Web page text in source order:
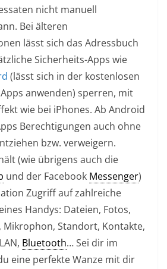
nicht manuell
Bei älteren
lässt sich das Adressbuch
Sicherheits-Apps wie
(lässt sich in der kostenlosen
anwenden) sperren, mit
wie bei iPhones. Ab Android
Berechtigungen auch ohne
bzw. verweigern.
(wie übrigens auch die
und der Facebook Messenger)
Zugriff auf zahlreiche
Handys: Dateien, Fotos,
Mikrophon, Standort, Kontakte,
Bluetooth… Sei dir im
eine perfekte Wanze mit dir